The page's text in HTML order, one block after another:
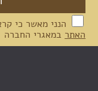
הנני מאשר כי
האתר במאגרי החברה